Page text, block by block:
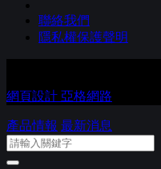
聯絡我們
隱私權保護聲明
網頁設計 亞格網路
產品情報 最新消息